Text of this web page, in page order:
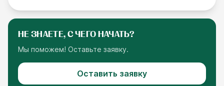
НЕ ЗНАЕТЕ, С ЧЕГО НАЧАТЬ?
Мы поможем! Оставьте заявку.
Оставить заявку